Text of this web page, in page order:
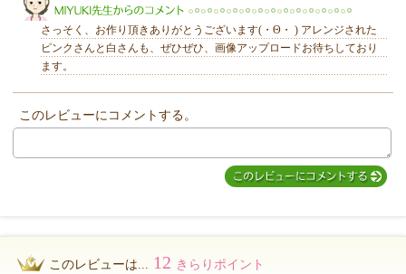
MIYUKI先生からのコメント
さっそく、お作り頂きありがとうございます(・Θ・ ) アレンジされた
ピンクさんと白さんも、ぜひぜひ、画像アップロードお待ちしており
ます。
このレビューにコメントする。
このレビューは... 12 きらりポイント